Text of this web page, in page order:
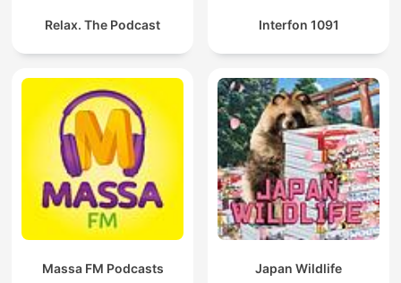
Relax. The Podcast Interfon 1091
Massa FM Podcasts Japan Wildlife